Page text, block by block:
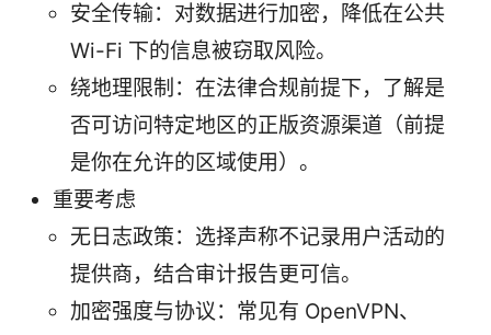
安全传输：对数据进行加密，降低在公共
Wi-Fi 下的信息被窃取风险。
绕地理限制：在法律合规前提下，了解是
否可访问特定地区的正版资源渠道（前提
是你在允许的区域使用）。
重要考虑
无日志政策：选择声称不记录用户活动的
提供商，结合审计报告更可信。
加密强度与协议：常见有 OpenVPN、